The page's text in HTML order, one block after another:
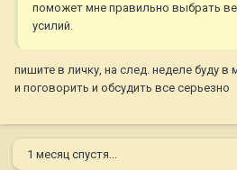
поможет мне правильно выбрать
усилий.
пишите в личку, на след. неделе буду
и поговорить и обсудить все серьезно
1 месяц спустя...